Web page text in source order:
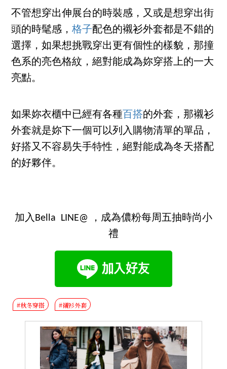
不管想穿出伸展台的時裝感，又或是想穿出街
頭的時髦感，格子配色的襯衫外套都是不錯的
選擇，如果想挑戰穿出更有個性的樣貌，那撞
色系的亮色格紋，絕對能成為妳穿搭上的一大
亮點。
如果妳衣櫃中已經有各種 百搭的外套，那襯衫
外套就是妳下一個可以列入購物清單的單品，
好搭又不容易失手特性，絕對能成為冬天搭配
的好夥伴。
加入Bella LINE@ ，成為儂粉每周五抽時尚小
禮
#秋冬穿搭 #襯衫外套